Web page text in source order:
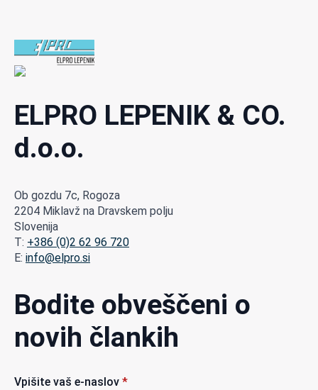
ELPRO LEPENIK & CO.
d.o.o.
Ob gozdu 7c, Rogoza
2204 Miklavž na Dravskem polju
Slovenija
T: +386 (0)2 62 96 720
E: info@elpro.si
Bodite obveščeni o
novih člankih
Vpišite vaš e-naslov *